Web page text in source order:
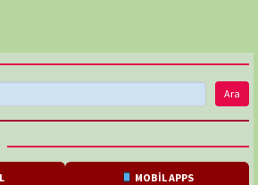
Ara
MOBİL APPS